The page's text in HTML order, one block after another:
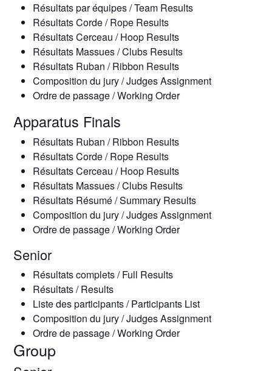
Résultats par équipes / Team Results
Résultats Corde / Rope Results
Résultats Cerceau / Hoop Results
Résultats Massues / Clubs Results
Résultats Ruban / Ribbon Results
Composition du jury / Judges Assignment
Ordre de passage / Working Order
Apparatus Finals
Résultats Ruban / Ribbon Results
Résultats Corde / Rope Results
Résultats Cerceau / Hoop Results
Résultats Massues / Clubs Results
Résultats Résumé / Summary Results
Composition du jury / Judges Assignment
Ordre de passage / Working Order
Senior
Résultats complets / Full Results
Résultats / Results
Liste des participants / Participants List
Composition du jury / Judges Assignment
Ordre de passage / Working Order
Group